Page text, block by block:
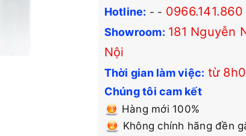
Hotline: - - 0966.141.860
Showroom: 181 Nguyễn
Nội
Thời gian làm việc: từ
Chúng tôi cam kết
Hàng mới 100%
Không chính hãng đền